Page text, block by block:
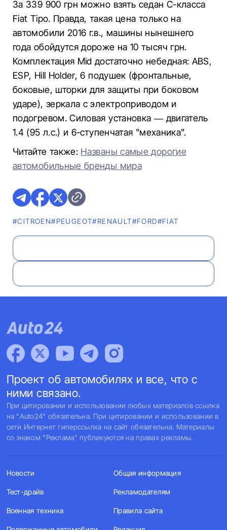
За 339 900 грн можно взять седан C-класса
Fiat Tipo. Правда, такая цена только на
автомобили 2016 г.в., машины нынешнего
года обойдутся дороже на 10 тысяч грн.
Комплектация Mid достаточно небедная: ABS,
ESP, Hill Holder, 6 подушек (фронтальные,
боковые, шторки для защиты при боковом
ударе), зеркала с электроприводом и
подогревом. Силовая установка — двигатель
1.4 (95 л.с.) и 6-ступенчатая "механика".
Читайте также: Названы самые дорогие
автомобильные бренды мира
#CITROEN#PEUGEOT#RENAULT#FORD#FIAT
Проект об автомобилях и все, что с
ними связано.
При цитировании и использовании любых материалов ссылка
на "Auto24" обязательна. При цитировании и использовании в
сети Интернет гиперссылка на сайт обязательна. Материалы
со знаком "Реклама" публикуются на правах рекламы.
Новости
Тест-драйв
Военная техника
Общая информация
Рекламодателям
Правила сайта